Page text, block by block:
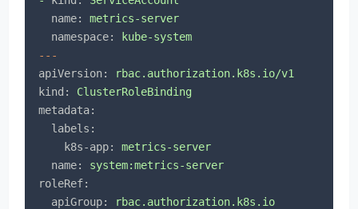
name:
metrics-server
namespace:
kube-system
---
apiVersion:
rbac.authorization.k8s.io/v1
kind:
ClusterRoleBinding
metadata:
labels:
k8s-app:
metrics-server
name:
system:metrics-server
roleRef:
apiGroup:
rbac.authorization.k8s.io